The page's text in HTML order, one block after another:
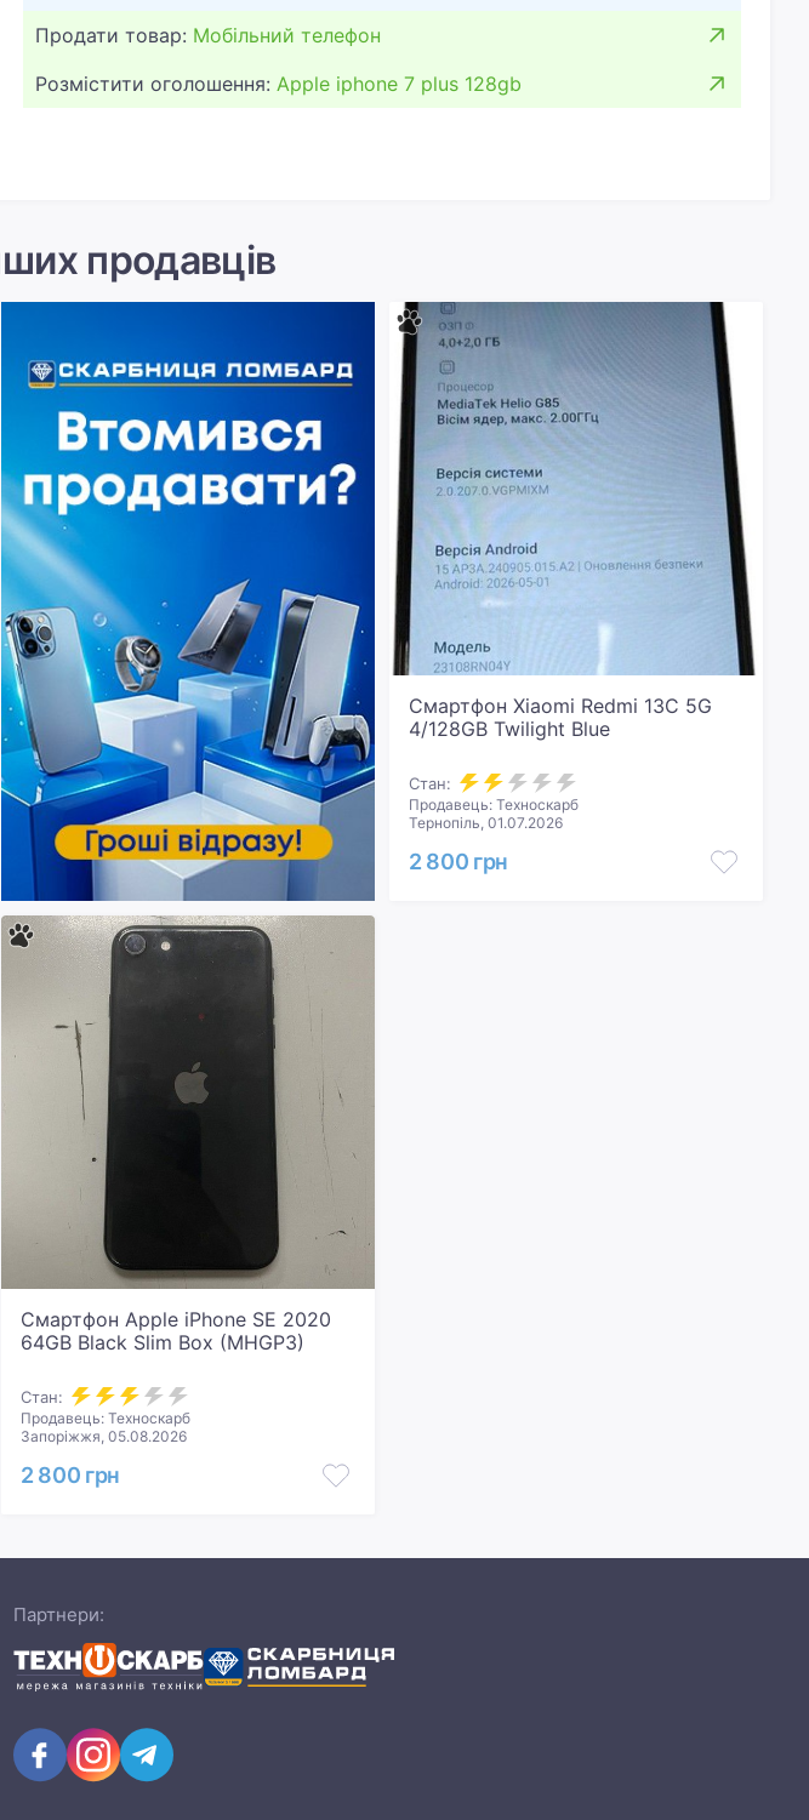
Продати товар: Мобільний телефон
Розмістити оголошення: Apple iphone 7 plus 128gb
продавців
Смартфон Xiaomi Redmi 13C 5G
4/128GB Twilight Blue
Стан:
Продавець: Техноскарб
Тернопіль, 01.07.2026
2 800 грн
Смартфон Apple iPhone SE 2020
64GB Black Slim Box (MHGP3)
Стан:
Продавець: Техноскарб
Запоріжжя, 05.08.2026
2 800 грн
Партнери: